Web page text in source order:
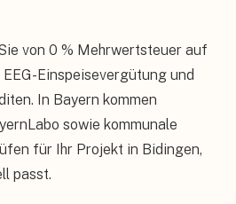
von 0 % Mehrwertsteuer auf
Einspeisevergütung und
In Bayern kommen
sowie kommunale
für Ihr Projekt in Bidingen,
passt.